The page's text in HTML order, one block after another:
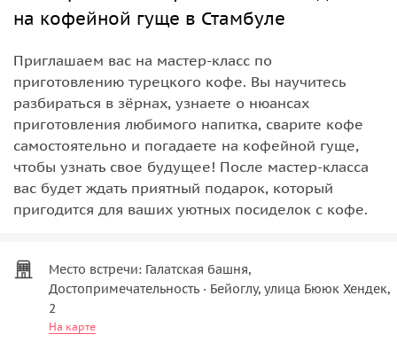
на кофейной гуще в Стамбуле
Приглашаем вас на мастер-класс по
приготовлению турецкого кофе. Вы научитесь
разбираться в зёрнах, узнаете о нюансах
приготовления любимого напитка, сварите кофе
самостоятельно и погадаете на кофейной гуще,
чтобы узнать свое будущее! После мастер-класса
вас будет ждать приятный подарок, который
пригодится для ваших уютных посиделок с кофе.
Место встречи: Галатская башня,
Достопримечательность · Бейоглу, улица Бююк Хендек,
2
На карте